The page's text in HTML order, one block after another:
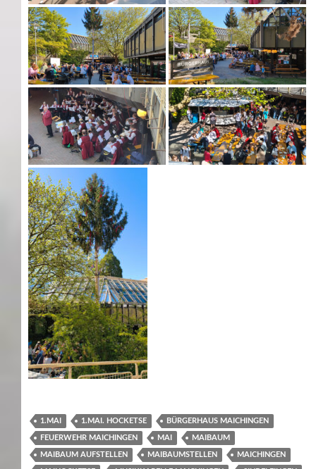
1.MAI 1.MAI. HOCKETSE BÜRGERHAUS MAICHINGEN
FEUERWEHR MAICHINGEN MAI MAIBAUM
MAIBAUM AUFSTELLEN MAIBAUMSTELLEN MAICHINGEN